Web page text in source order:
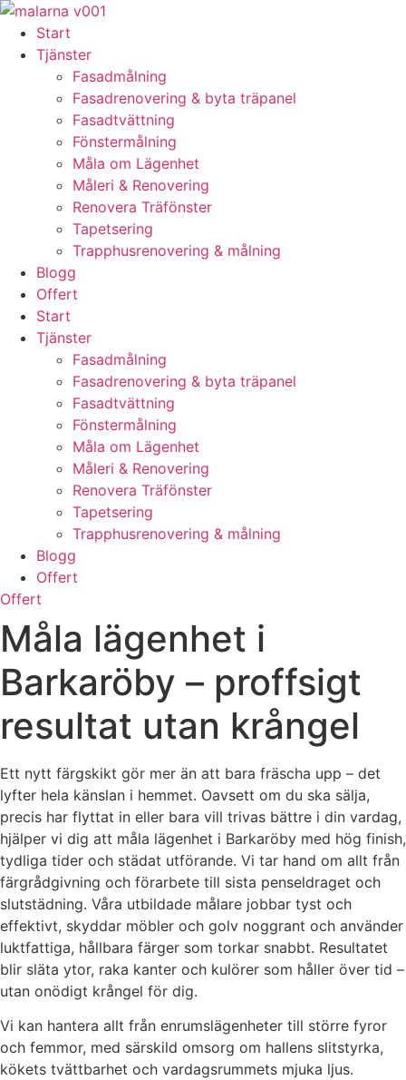
Skip
content
Start
Tjänster
Fasadmålning
Fasadrenovering & byta träpanel
Fasadtvättning
Fönstermålning
Måla om Lägenhet
Måleri & Renovering
Renovera Träfönster
Tapetsering
Trapphusrenovering & målning
Blogg
Offert
Start
Tjänster
Fasadmålning
Fasadrenovering & byta träpanel
Fasadtvättning
Fönstermålning
Måla om Lägenhet
Måleri & Renovering
Renovera Träfönster
Tapetsering
Trapphusrenovering & målning
Blogg
Offert
Offert
Måla lägenhet i
Barkaröby – proffsigt
resultat utan krångel
Ett nytt färgskikt gör mer än att bara fräscha upp – det
lyfter hela känslan i hemmet. Oavsett om du ska sälja,
precis har flyttat in eller bara vill trivas bättre i din vardag,
hjälper vi dig att måla lägenhet i Barkaröby med hög finish,
tydliga tider och städat utförande. Vi tar hand om allt från
färgrådgivning och förarbete till sista penseldraget och
slutstädning. Våra utbildade målare jobbar tyst och
effektivt, skyddar möbler och golv noggrant och använder
luktfattiga, hållbara färger som torkar snabbt. Resultatet
blir släta ytor, raka kanter och kulörer som håller över tid –
utan onödigt krångel för dig.
Vi kan hantera allt från enrumslägenheter till större fyror
och femmor, med särskild omsorg om hallens slitstyrka,
kökets tvättbarhet och vardagsrummets mjuka ljus.